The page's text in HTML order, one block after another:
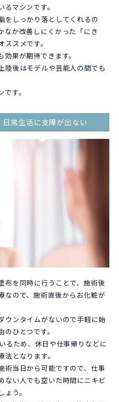
マシンです。
をしっかり落としてくれるの
なか改善しにくかった「にき
スメです。
果が期待できます。
陸後はモデルや芸能人の間でも
す。
常生活に支障が出ない
布を同時に行うことで、施術後
なので、施術直後からお化粧が
ウンタイムがないので手軽に始
ひとつです。
るため、休日や仕事帰りなどに
となります。
術当日から可能ですので、仕事
ない人でも空いた時間にニキビ
う。